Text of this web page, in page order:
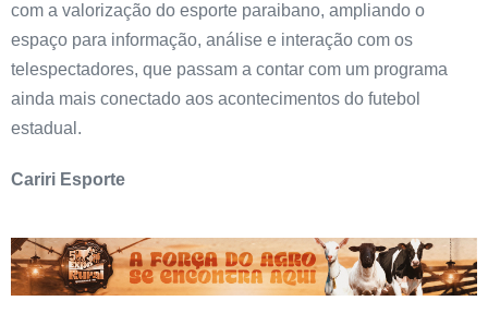
com a valorização do esporte paraibano, ampliando o
espaço para informação, análise e interação com os
telespectadores, que passam a contar com um programa
ainda mais conectado aos acontecimentos do futebol
estadual.
Cariri Esporte